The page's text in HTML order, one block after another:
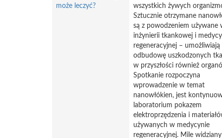
może leczyć?
wszystkich żywych
Sztucznie otrzymane
są z powodzeniem używane
inżynierii tkankowej i
regeneracyjnej – umożliwiają
odbudowę uszkodzonych
w przyszłości również
Spotkanie rozpoczyna
wprowadzenie w temat
nanowłókien, jest
laboratorium pokazem
elektroprzędzenia i
używanych w medycynie
regeneracyjnej. Mile widziany